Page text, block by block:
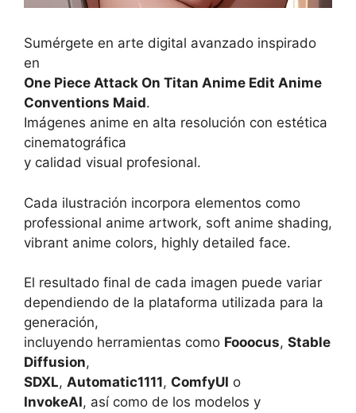
Sumérgete en arte digital avanzado inspirado
en
One Piece Attack On Titan Anime Edit Anime
Conventions Maid.
Imágenes anime en alta resolución con estética
cinematográfica
y calidad visual profesional.
Cada ilustración incorpora elementos como
professional anime artwork, soft anime shading,
vibrant anime colors, highly detailed face.
El resultado final de cada imagen puede variar
dependiendo de la plataforma utilizada para la
generación,
incluyendo herramientas como Fooocus, Stable
Diffusion,
SDXL, Automatic1111, ComfyUI o
InvokeAI, así como de los modelos y